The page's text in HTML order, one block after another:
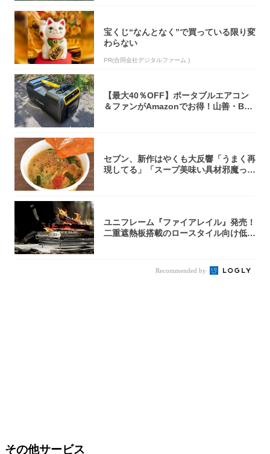
宝くじ“なんとなく”で買っている限り変
わらない
PR(合同会社デジタルファーム )
【最大40％OFF】ポータブルエアコン
＆ファンがAmazonでお得！山善・Bo
セブン、新作はやくも大反響「うまく再
現してる」「スープ美味い具材邪魔って
ユニフレーム『ファイアレイル』発売！
二重遮熱板搭載のロースタイル向け低型
Recommended by
その他サービス